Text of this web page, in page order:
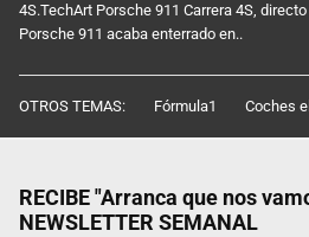
4S.TechArt Porsche 911 Carrera 4S,
Porsche 911 acaba enterrado en..
OTROS TEMAS: Fórmula1 Coches
RECIBE "Arranca que nos
NEWSLETTER SEMANAL